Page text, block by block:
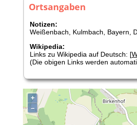
Ortsangaben
Notizen:
Weißenbach, Kulmbach, Bayern,
Wikipedia:
Links zu Wikipedia auf Deutsch: [
(Die obigen Links werden
+
–